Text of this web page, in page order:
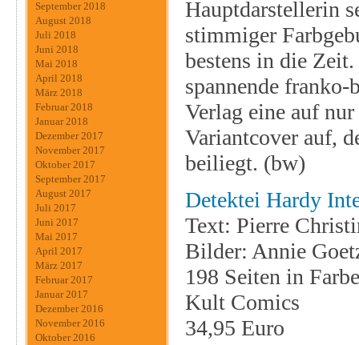
September 2018
August 2018
Juli 2018
Juni 2018
Mai 2018
April 2018
März 2018
Februar 2018
Januar 2018
Dezember 2017
November 2017
Oktober 2017
September 2017
August 2017
Juli 2017
Juni 2017
Mai 2017
April 2017
März 2017
Februar 2017
Januar 2017
Dezember 2016
November 2016
Oktober 2016
Hauptdarstellerin
stimmiger
bestens in die
spannende
Verlag eine auf
Variantcover auf,
beiliegt. (bw)
Detektei Hardy
Text: Pierre
Bilder: Annie
198 Seiten in
Kult Comics
34,95 Euro